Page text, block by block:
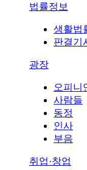
법률정보
생활법
판결기
광장
오피니
사람들
동정
인사
부음
취업·창업